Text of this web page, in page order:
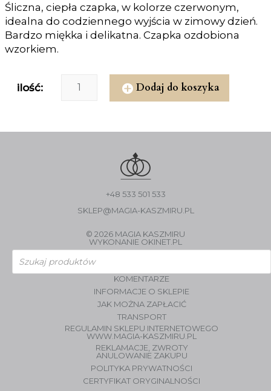
Śliczna, ciepła czapka, w kolorze czerwonym,
idealna do codziennego wyjścia w zimowy dzień.
Bardzo miękka i delikatna. Czapka ozdobiona
wzorkiem.
ilość: Dodaj do koszyka
+48 533 501 533
SKLEP@MAGIA-KASZMIRU.PL
© 2026 MAGIA KASZMIRU
WYKONANIE OKINET.PL
Wyszukiwarka
produktów
KOMENTARZE
INFORMACJE O SKLEPIE
JAK MOŻNA ZAPŁACIĆ
TRANSPORT
REGULAMIN SKLEPU INTERNETOWEGO
WWW.MAGIA-KASZMIRU.PL
REKLAMACJE, ZWROTY
ANULOWANIE ZAKUPU
POLITYKA PRYWATNOŚCI
CERTYFIKAT ORYGINALNOŚCI